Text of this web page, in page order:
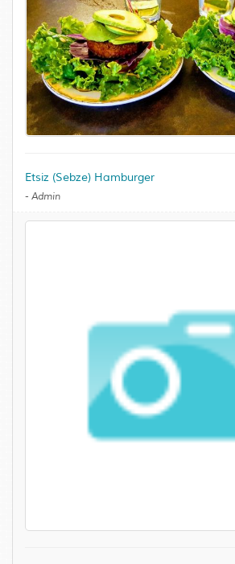
Etsiz (Sebze) Hamburger
- Admin